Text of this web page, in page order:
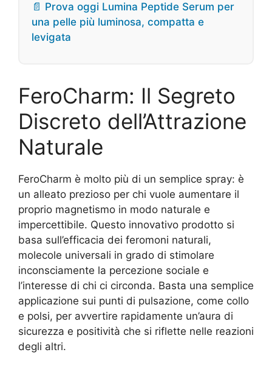
📄 Prova oggi Lumina Peptide Serum per
una pelle più luminosa, compatta e
levigata
FeroCharm: Il Segreto
Discreto dell’Attrazione
Naturale
FeroCharm è molto più di un semplice spray: è
un alleato prezioso per chi vuole aumentare il
proprio magnetismo in modo naturale e
impercettibile. Questo innovativo prodotto si
basa sull’efficacia dei feromoni naturali,
molecole universali in grado di stimolare
inconsciamente la percezione sociale e
l’interesse di chi ci circonda. Basta una semplice
applicazione sui punti di pulsazione, come collo
e polsi, per avvertire rapidamente un’aura di
sicurezza e positività che si riflette nelle reazioni
degli altri.